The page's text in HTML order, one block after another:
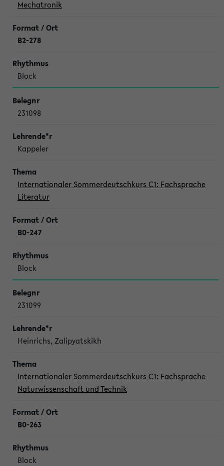
Mechatronik
B2-278
Block
231098
Kappeler
Internationaler Sommerdeutschkurs C1: Fachsprache
Literatur
B0-247
Block
231099
Heinrichs, Zalipyatskikh
Internationaler Sommerdeutschkurs C1: Fachsprache
Naturwissenschaft und Technik
B0-263
Block